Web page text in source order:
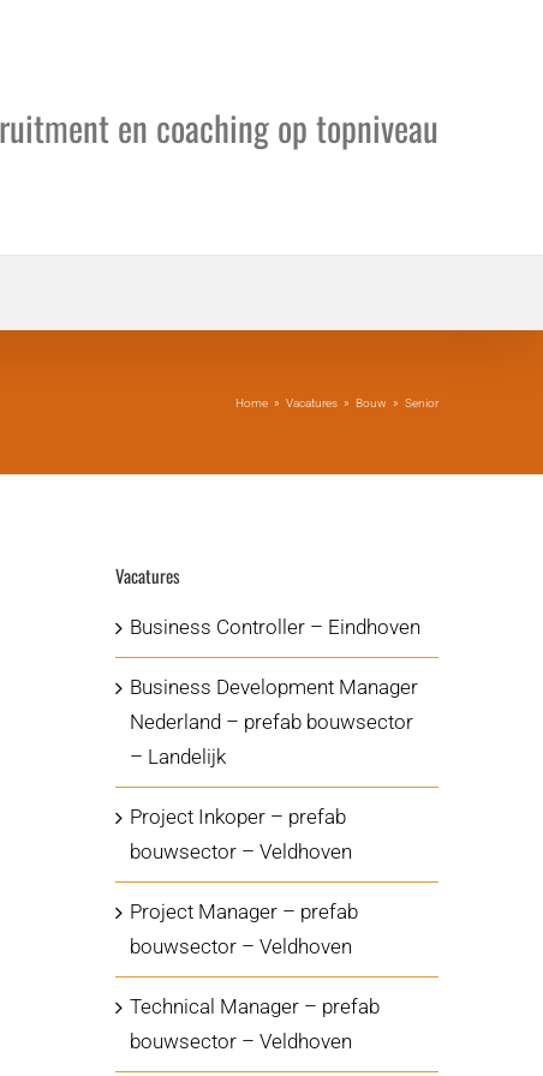
en coaching op topniveau
Home » Vacatures » Bouw » Senior
Vacatures
Business Controller – Eindhoven
Business Development Manager
Nederland – prefab bouwsector
– Landelijk
Project Inkoper – prefab
bouwsector – Veldhoven
Project Manager – prefab
bouwsector – Veldhoven
Technical Manager – prefab
bouwsector – Veldhoven